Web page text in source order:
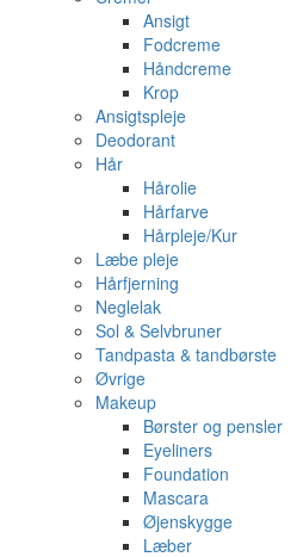
Ansigt
Fodcreme
Håndcreme
Krop
Ansigtspleje
Deodorant
Hår
Hårolie
Hårfarve
Hårpleje/Kur
Læbe pleje
Hårfjerning
Neglelak
Sol & Selvbruner
Tandpasta & tandbørste
Øvrige
Makeup
Børster og pensler
Eyeliners
Foundation
Mascara
Øjenskygge
Læber